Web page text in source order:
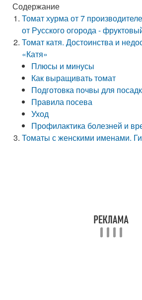
Содержание
Томат хурма от 7
от Русского огорода -
Томат катя. Достоинства и
«Катя»
Плюсы и минусы
Как выращивать томат
Подготовка почвы для
Правила посева
Уход
Профилактика болезней и
Томаты с женскими именами.